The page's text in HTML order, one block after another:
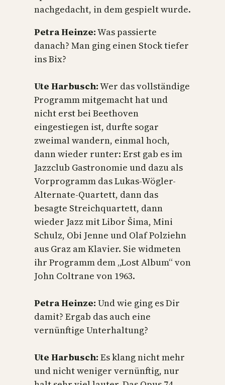
nachgedacht, in dem gespielt wurde.
Petra Heinze:Was passierte
danach? Man ging einen Stock tiefer
ins Bix?
Ute Harbusch:Wer das vollständige
Programm mitgemacht hat und
nicht erst bei Beethoven
eingestiegen ist, durfte sogar
zweimal wandern, einmal hoch,
dann wieder runter: Erst gab es im
Jazzclub Gastronomie und dazu als
Vorprogramm das Lukas-Wögler-
Alternate-Quartett, dann das
besagte Streichquartett, dann
wieder Jazz mit Libor Šima, Mini
Schulz, Obi Jenne und Olaf Polziehn
aus Graz am Klavier. Sie widmeten
ihr Programm dem „Lost Album“ von
John Coltrane von 1963.
Petra Heinze: Und wie ging es Dir
damit? Ergab das auch eine
vernünftige Unterhaltung?
Ute Harbusch: Es klang nicht mehr
und nicht weniger vernünftig, nur